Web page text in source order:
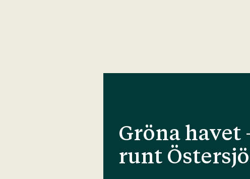
Gröna havet
runt